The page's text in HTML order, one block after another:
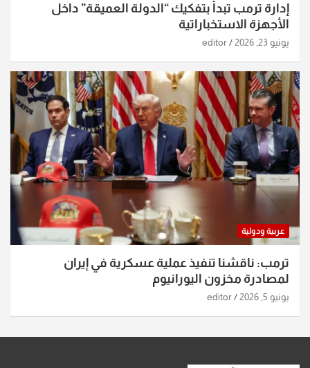
إدارة ترمب تبدأ بتفكيك “الدولة العميقة” داخل
الأجهزة الاستخباراتية
يونيو 23, 2026 editor
عربية ودولية
ترمب: ناقشنا تنفيذ عملية عسكرية في إيران
لمصادرة مخزون اليورانيوم
يونيو 5, 2026 editor